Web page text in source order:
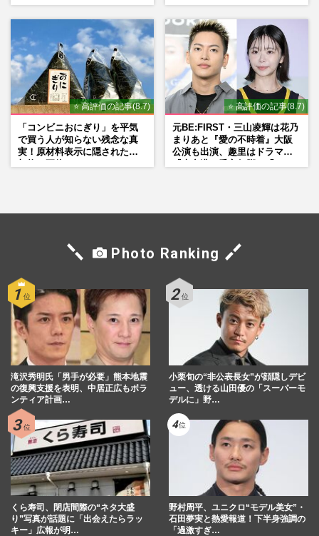
⭐ 高評価の記事(8.7)
「コンビニおにぎり」を平気
で買う人が知らない残念な真
実！原材料表示に隠された添
⭐ 高評価の記事(8.7)
元BE:FIRST・三山凌輝は花乃
まりあと『愛の不時着』大阪
公演も出演、趣里はドラマ
Photo Ranking
滝沢秀明氏「男手が必要」熊本地震
の復興支援を表明、中居正広もボラ
ンティア計画…
小栗旬の“非公表長女”が顔隠しデビ
ュー、透ける山田優の「スーパーモ
デルに」野…
くら寿司、閉店間際の“ネタ大盛
り”写真が話題に「出会えたらラッ
キー」広報が明…
野村周平、ユニクロ“モデル美女”・
石田夢実と熱愛報道！下半身強調の
「過激すぎ…